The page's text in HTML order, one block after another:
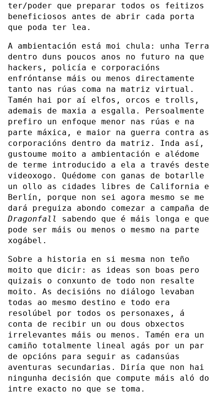
ter/poder que preparar todos os feitizos
beneficiosos antes de abrir cada porta
que poda ter lea.
A ambientación está moi chula: unha Terra
dentro duns poucos anos no futuro na que
hackers, policía e corporacións
enfróntanse máis ou menos directamente
tanto nas rúas coma na matriz virtual.
Tamén hai por aí elfos, orcos e trolls,
ademais de maxia a esgalla. Persoalmente
prefiro un enfoque menor nas rúas e na
parte máxica, e maior na guerra contra as
corporacións dentro da matriz. Inda así,
gustoume moito a ambientación e alédome
de terme introducido a ela a través deste
videoxogo. Quédome con ganas de botarlle
un ollo as cidades libres de California e
Berlín, porque non sei agora mesmo se me
dará preguiza abondo comezar a campaña de
Dragonfall
sabendo que é máis longa e que
pode ser máis ou menos o mesmo na parte
xogábel.
Sobre a historia en si mesma non teño
moito que dicir: as ideas son boas pero
quizais o conxunto de todo non resalte
moito. As decisións no diálogo levaban
todas ao mesmo destino e todo era
resolúbel por todos os personaxes, á
conta de recibir un ou dous obxectos
irrelevantes máis ou menos. Tamén era un
camiño totalmente lineal agás por un par
de opcións para seguir as cadansúas
aventuras secundarias. Diría que non hai
ningunha decisión que compute máis aló do
intre exacto no que se toma.